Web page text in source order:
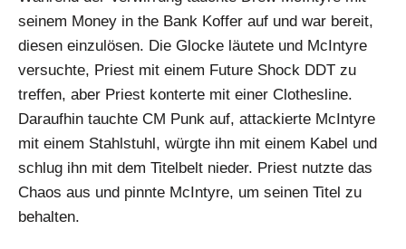
seinem Money in the Bank Koffer auf und war bereit,
diesen einzulösen. Die Glocke läutete und McIntyre
versuchte, Priest mit einem Future Shock DDT zu
treffen, aber Priest konterte mit einer Clothesline.
Daraufhin tauchte CM Punk auf, attackierte McIntyre
mit einem Stahlstuhl, würgte ihn mit einem Kabel und
schlug ihn mit dem Titelbelt nieder. Priest nutzte das
Chaos aus und pinnte McIntyre, um seinen Titel zu
behalten.